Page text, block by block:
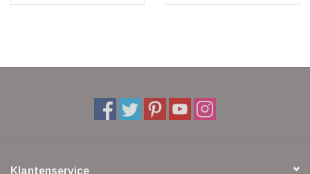
Klantenservice